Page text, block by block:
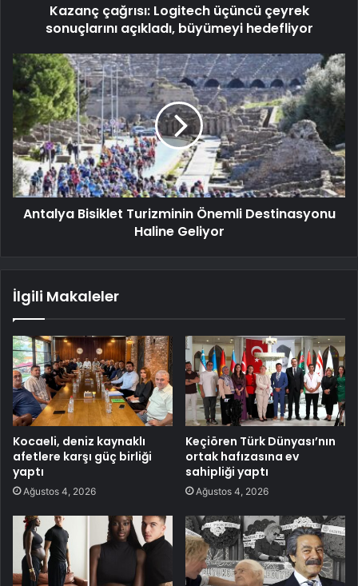
Kazanç çağrısı: Logitech üçüncü çeyrek
sonuçlarını açıkladı, büyümeyi hedefliyor
Antalya Bisiklet Turizminin Önemli Destinasyonu
Haline Geliyor
İlgili Makaleler
Kocaeli, deniz kaynaklı
afetlere karşı güç birliği
yaptı
Ağustos 4, 2026
Keçiören Türk Dünyası’nın
ortak hafızasına ev
sahipliği yaptı
Ağustos 4, 2026